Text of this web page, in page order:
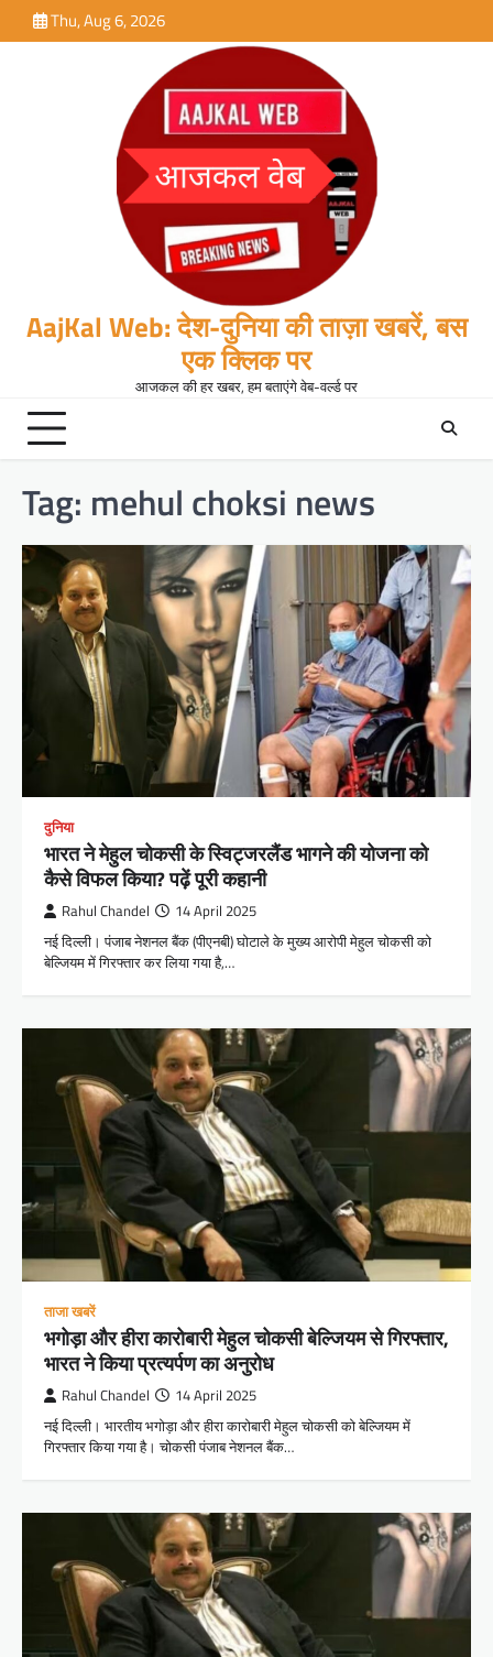
to
Thu, Aug 6, 2026
AajKal Web: देश-दुनिया की ताज़ा खबरें, बस
एक क्लिक पर
आजकल की हर खबर, हम बताएंगे वेब-वर्ल्ड पर
Tag: mehul choksi news
दुनिया
भारत ने मेहुल चोकसी के स्विट्जरलैंड भागने की योजना को
कैसे विफल किया? पढ़ें पूरी कहानी
Rahul Chandel 14 April 2025
नई दिल्ली। पंजाब नेशनल बैंक (पीएनबी) घोटाले के मुख्य आरोपी मेहुल चोकसी को
बेल्जियम में गिरफ्तार कर लिया गया है,…
ताजा खबरें
भगोड़ा और हीरा कारोबारी मेहुल चोकसी बेल्जियम से गिरफ्तार,
भारत ने किया प्रत्यर्पण का अनुरोध
Rahul Chandel 14 April 2025
नई दिल्ली। भारतीय भगोड़ा और हीरा कारोबारी मेहुल चोकसी को बेल्जियम में
गिरफ्तार किया गया है। चोकसी पंजाब नेशनल बैंक…